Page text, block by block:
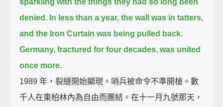
denied. In less than a year, the wall was in tatters,
and the Iron Curtain was being pulled back.
Germany, fractured for four decades, was united
once more.
1989 年，裂縫開始顯現。哨兵被命令不準開槍。數
千人在東柏林內為自由而團結。在十一月九號那天，